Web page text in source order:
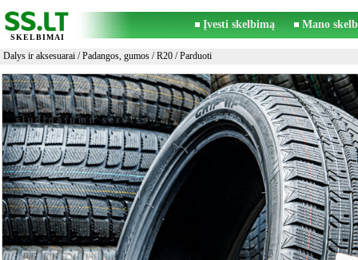
SKELBIMAI
Įvesti skelbimą Mano
Dalys ir aksesuarai /Padangos, gumos /R20 / Parduoti